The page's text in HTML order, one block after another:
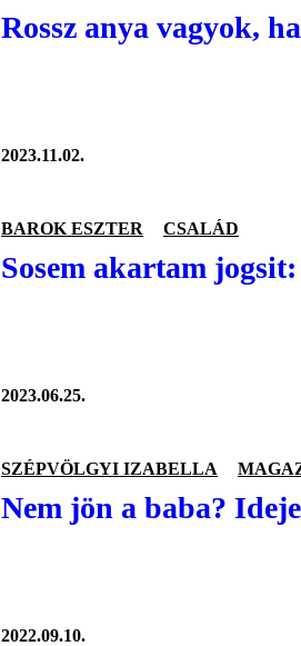
Rossz anya vagyok,
2023.11.02.
BAROK ESZTER CSALÁD
Sosem akartam
2023.06.25.
SZÉPVÖLGYI IZABELLA
Nem jön a baba?
2022.09.10.